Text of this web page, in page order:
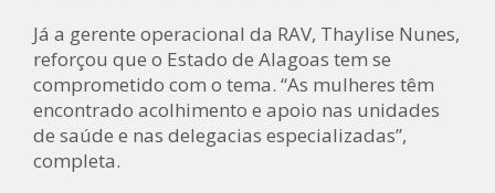
Já a gerente operacional da RAV, Thaylise Nunes,
reforçou que o Estado de Alagoas tem se
comprometido com o tema. “As mulheres têm
encontrado acolhimento e apoio nas unidades
de saúde e nas delegacias especializadas”,
completa.